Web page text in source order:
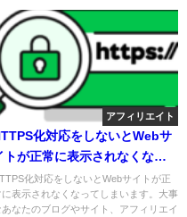
アフィリエイト
化対応をしないとWebサ
トが正常に表示されなくなり
す！化対応をしないとWebサイトが正
に表示されなくなってしまいます。大事
あなたのブログやサイト、アフィリエイ